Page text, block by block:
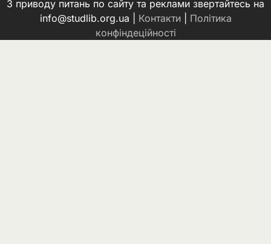
З приводу питань по сайту та реклами звертайтесь на
info@studlib.org.ua | Контакти| Політика
конфіндеційності